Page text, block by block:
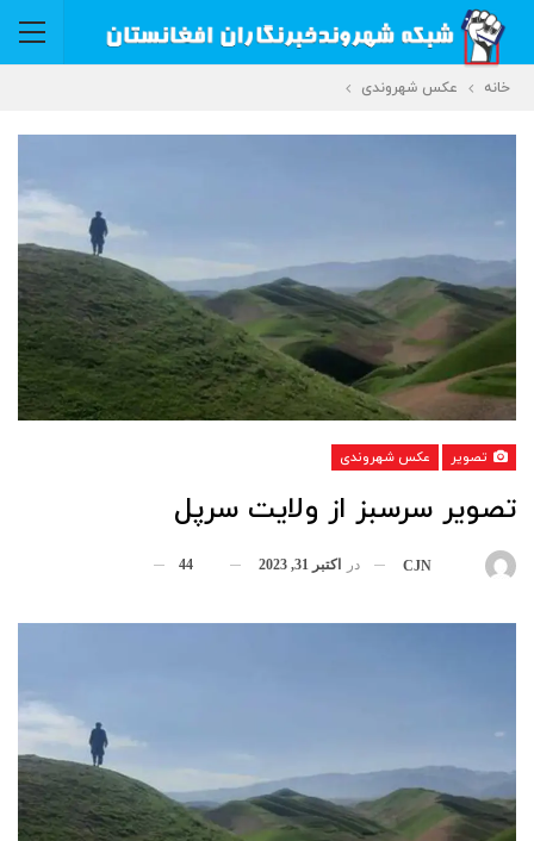
خانه عکس شهروندی
تصویر عکس شهروندی
تصویر سرسبز از ولایت سرپل
CJN در اکتبر 31, 2023 44